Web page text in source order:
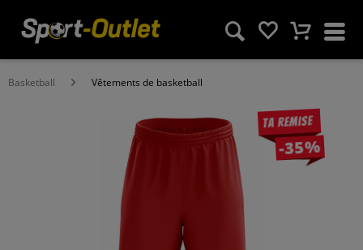
Basketball Vêtements de basketball
Ta remise
-35%